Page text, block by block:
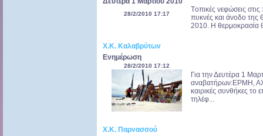
28/2/2010 17:17
Tοπικές νεφώσεις
πυκνές και άνοδο της
2010. Η θερμοκρασία
Χ.Κ. Καλαβρύτων
Ενημέρωση
28/2/2010 17:12
Για την Δευτέρα 1
αναβατήρων:ΕΡΜΗ,
καιρικές συνθήκες το
τηλέφ...
Χ.Κ. Παρνασσού